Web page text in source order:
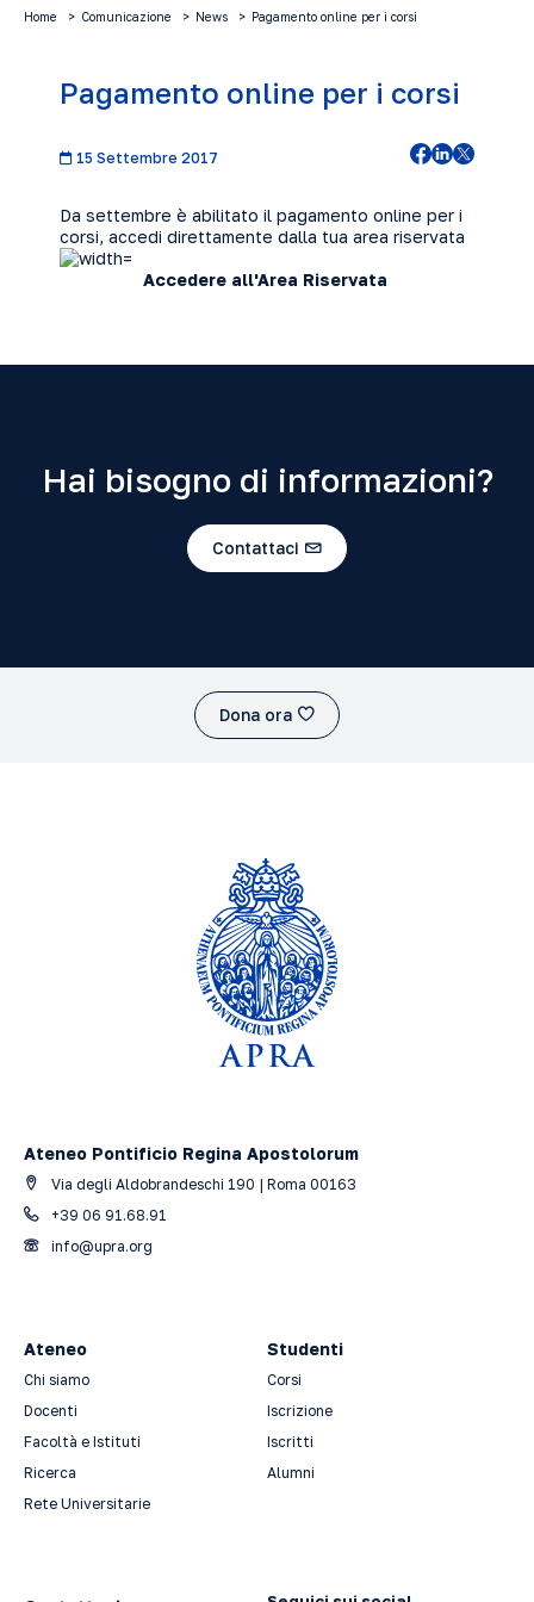
Home Comunicazione News Pagamento online per i corsi
Pagamento online per i corsi
15 Settembre 2017
Da settembre è abilitato il pagamento online per i
corsi, accedi direttamente dalla tua area riservata
Accedere all'Area Riservata
Hai bisogno di informazioni?
Contattaci
Dona ora
Ateneo Pontificio Regina Apostolorum
Via degli Aldobrandeschi 190 | Roma 00163
+39 06 91.68.91
info@upra.org
Ateneo
Chi siamo
Docenti
Facoltà e Istituti
Ricerca
Rete Universitarie
Studenti
Corsi
Iscrizione
Iscritti
Alumni